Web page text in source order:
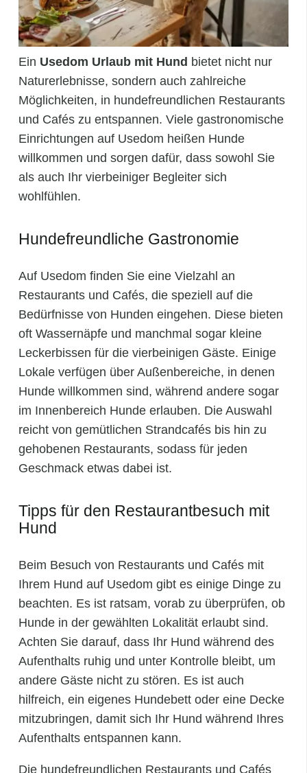
Ein Usedom Urlaub mit Hund bietet nicht nur
Naturerlebnisse, sondern auch zahlreiche
Möglichkeiten, in hundefreundlichen Restaurants
und Cafés zu entspannen. Viele gastronomische
Einrichtungen auf Usedom heißen Hunde
willkommen und sorgen dafür, dass sowohl Sie
als auch Ihr vierbeiniger Begleiter sich
wohlfühlen.
Hundefreundliche Gastronomie
Auf Usedom finden Sie eine Vielzahl an
Restaurants und Cafés, die speziell auf die
Bedürfnisse von Hunden eingehen. Diese bieten
oft Wassernäpfe und manchmal sogar kleine
Leckerbissen für die vierbeinigen Gäste. Einige
Lokale verfügen über Außenbereiche, in denen
Hunde willkommen sind, während andere sogar
im Innenbereich Hunde erlauben. Die Auswahl
reicht von gemütlichen Strandcafés bis hin zu
gehobenen Restaurants, sodass für jeden
Geschmack etwas dabei ist.
Tipps für den Restaurantbesuch mit
Hund
Beim Besuch von Restaurants und Cafés mit
Ihrem Hund auf Usedom gibt es einige Dinge zu
beachten. Es ist ratsam, vorab zu überprüfen, ob
Hunde in der gewählten Lokalität erlaubt sind.
Achten Sie darauf, dass Ihr Hund während des
Aufenthalts ruhig und unter Kontrolle bleibt, um
andere Gäste nicht zu stören. Es ist auch
hilfreich, ein eigenes Hundebett oder eine Decke
mitzubringen, damit sich Ihr Hund während Ihres
Aufenthalts entspannen kann.
Die hundefreundlichen Restaurants und Cafés